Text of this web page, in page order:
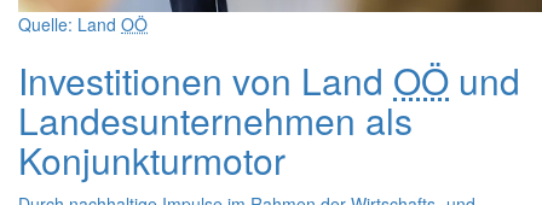
Quelle: Land OÖ
Investitionen von Land OÖ und
Landesunternehmen als
Konjunkturmotor